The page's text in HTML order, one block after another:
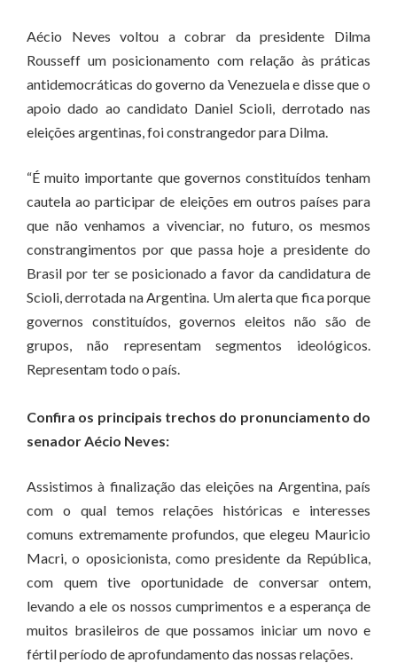
Aécio Neves voltou a cobrar da presidente Dilma
Rousseff um posicionamento com relação às práticas
antidemocráticas do governo da Venezuela e disse que o
apoio dado ao candidato Daniel Scioli, derrotado nas
eleições argentinas, foi constrangedor para Dilma.
“É muito importante que governos constituídos tenham
cautela ao participar de eleições em outros países para
que não venhamos a vivenciar, no futuro, os mesmos
constrangimentos por que passa hoje a presidente do
Brasil por ter se posicionado a favor da candidatura de
Scioli, derrotada na Argentina. Um alerta que fica porque
governos constituídos, governos eleitos não são de
grupos, não representam segmentos ideológicos.
Representam todo o país.
Confira os principais trechos do pronunciamento do
senador Aécio Neves:
Assistimos à finalização das eleições na Argentina, país
com o qual temos relações históricas e interesses
comuns extremamente profundos, que elegeu Mauricio
Macri, o oposicionista, como presidente da República,
com quem tive oportunidade de conversar ontem,
levando a ele os nossos cumprimentos e a esperança de
muitos brasileiros de que possamos iniciar um novo e
fértil período de aprofundamento das nossas relações.